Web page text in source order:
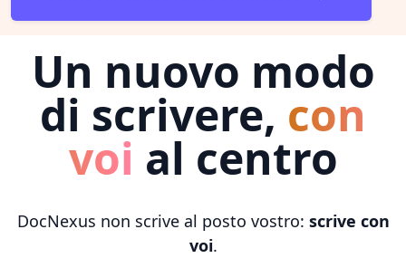
Un nuovo modo
di scrivere, con
voi al centro
DocNexus non scrive al posto vostro: scrive con
voi.